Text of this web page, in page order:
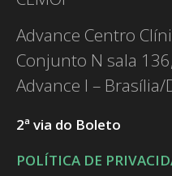
Advance Centro
Conjunto N sala
Advance I – Brasília/
2ª via do Boleto
POLÍTICA DE